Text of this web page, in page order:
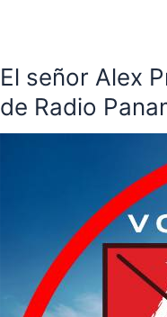
El señor Alex
de Radio
El
señor
Alex
representantes
por